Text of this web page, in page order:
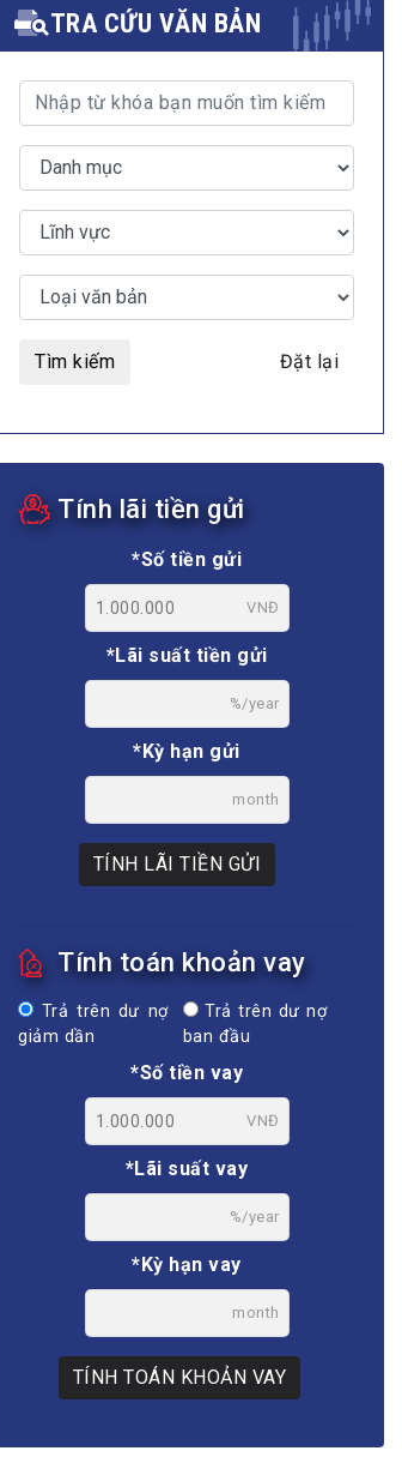
MULTIMEDIA
Video
E-magazines
TRA CỨU VĂN BẢN
Tìm kiếm Đặt lại
Tính lãi tiền gửi
*Số tiền gửi
VNĐ
*Lãi suất tiền gửi
%/year
*Kỳ hạn gửi
month
TÍNH LÃI TIỀN GỬI
Tính toán khoản vay
Trả trên dư nợ
giảm dần
Trả trên dư nợ
ban đầu
*Số tiền vay
VNĐ
*Lãi suất vay
%/year
*Kỳ hạn vay
month
TÍNH TOÁN KHOẢN VAY